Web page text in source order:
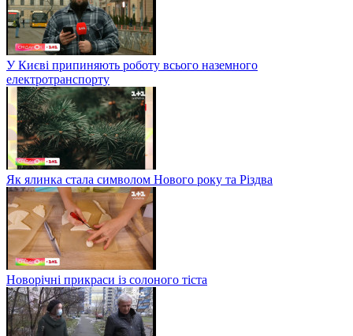
У Києві припиняють роботу всього наземного
електротранспорту
Як ялинка стала символом Нового року та Різдва
Новорічні прикраси із солоного тіста